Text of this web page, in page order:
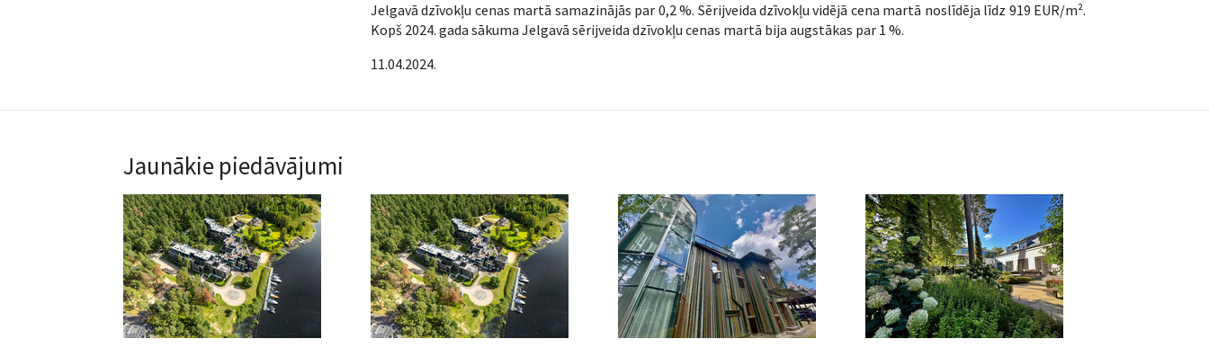
Jelgavā dzīvokļu cenas martā samazinājās par 0,2 %. Sērijveida dzīvokļu vidējā cena martā noslīdēja līdz 919 EUR/m².
Kopš 2024. gada sākuma Jelgavā sērijveida dzīvokļu cenas martā bija augstākas par 1 %.
11.04.2024.
Jaunākie piedāvājumi